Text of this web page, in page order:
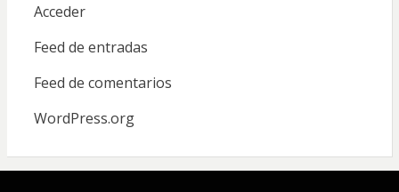
Acceder
Feed de entradas
Feed de comentarios
WordPress.org